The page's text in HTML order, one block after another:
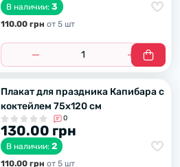
В наличии: 3
110.00 грн от 5 шт
Плакат для праздника Капибара с
коктейлем 75х120 см
0
130.00 грн
В наличии: 2
110.00 грн от 5 шт